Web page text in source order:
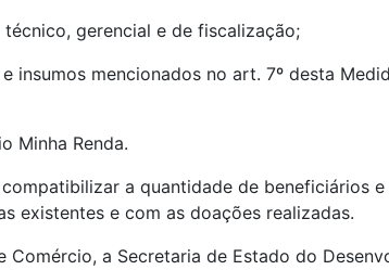
gerencial e de fiscalização;
insumos mencionados no art. 7º desta
Minha Renda.
a quantidade de beneficiários
existentes e com as doações realizadas.
a Secretaria de Estado do